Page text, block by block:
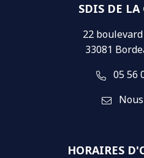
SDIS DE
22
33081
05 56
HORAIRES